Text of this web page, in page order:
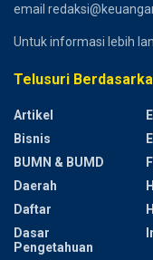
email
Untuk informasi lebih
Telusuri
Artikel
Bisnis
BUMN & BUMD
Daerah
Daftar
Dasar
Pengetahuan